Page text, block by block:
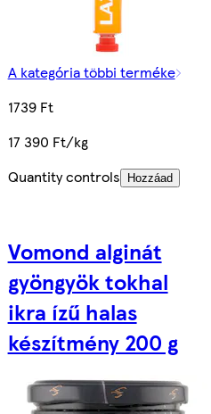
A kategória többi terméke
1739 Ft
17 390 Ft/kg
Quantity controls
Hozzáad
Vomond alginát
gyöngyök tokhal
ikra ízű halas
készítmény 200 g